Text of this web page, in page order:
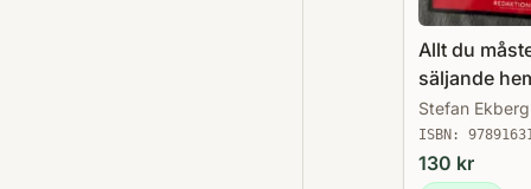
Allt du
säljande
26 steg som
företag till
på nätet
Stefan Ekberg
ISBN:
130 kr